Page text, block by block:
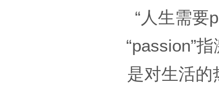
“人生需要
“passion”
是对生活的